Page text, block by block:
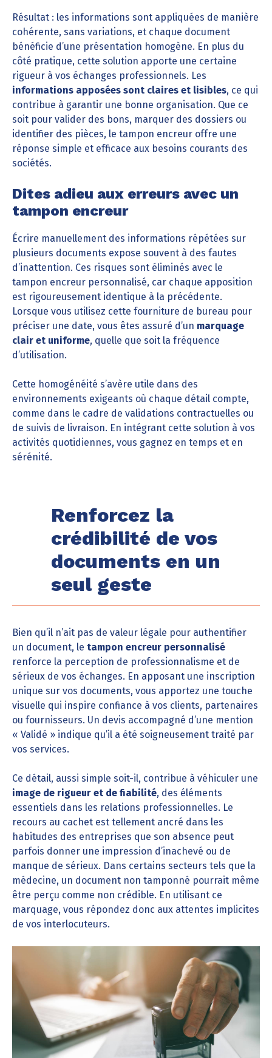
Résultat : les informations sont appliquées de manière
cohérente, sans variations, et chaque document
bénéficie d’une présentation homogène. En plus du
côté pratique, cette solution apporte une certaine
rigueur à vos échanges professionnels. Les
informations apposées sont claires et lisibles, ce qui
contribue à garantir une bonne organisation. Que ce
soit pour valider des bons, marquer des dossiers ou
identifier des pièces, le tampon encreur offre une
réponse simple et efficace aux besoins courants des
sociétés.
Dites adieu aux erreurs avec un
tampon encreur
Écrire manuellement des informations répétées sur
plusieurs documents expose souvent à des fautes
d’inattention. Ces risques sont éliminés avec le
tampon encreur personnalisé, car chaque apposition
est rigoureusement identique à la précédente.
Lorsque vous utilisez cette fourniture de bureau pour
préciser une date, vous êtes assuré d’un marquage
clair et uniforme, quelle que soit la fréquence
d’utilisation.
Cette homogénéité s’avère utile dans des
environnements exigeants où chaque détail compte,
comme dans le cadre de validations contractuelles ou
de suivis de livraison. En intégrant cette solution à vos
activités quotidiennes, vous gagnez en temps et en
sérénité.
Renforcez la
crédibilité de vos
documents en un
seul geste
Bien qu’il n’ait pas de valeur légale pour authentifier
un document, le tampon encreur personnalisé
renforce la perception de professionnalisme et de
sérieux de vos échanges. En apposant une inscription
unique sur vos documents, vous apportez une touche
visuelle qui inspire confiance à vos clients, partenaires
ou fournisseurs. Un devis accompagné d’une mention
« Validé » indique qu’il a été soigneusement traité par
vos services.
Ce détail, aussi simple soit-il, contribue à véhiculer une
image de rigueur et de fiabilité, des éléments
essentiels dans les relations professionnelles. Le
recours au cachet est tellement ancré dans les
habitudes des entreprises que son absence peut
parfois donner une impression d’inachevé ou de
manque de sérieux. Dans certains secteurs tels que la
médecine, un document non tamponné pourrait même
être perçu comme non crédible. En utilisant ce
marquage, vous répondez donc aux attentes implicites
de vos interlocuteurs.